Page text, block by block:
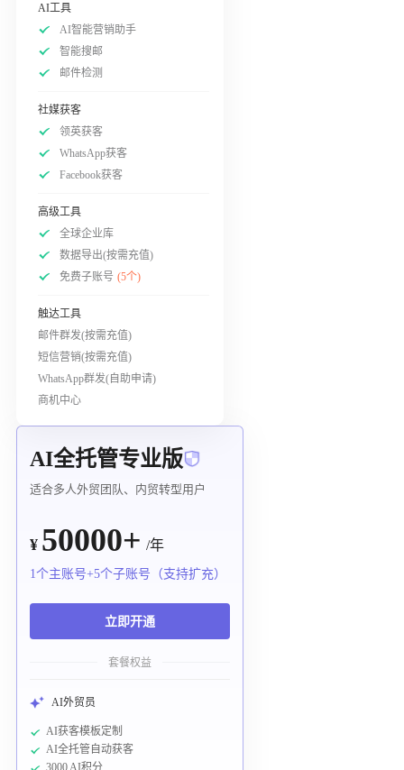
AI工具
AI智能营销助手
智能搜邮
邮件检测
社媒获客
领英获客
WhatsApp获客
Facebook获客
高级工具
全球企业库
数据导出(按需充值)
免费子账号 (5个)
触达工具
邮件群发(按需充值)
短信营销(按需充值)
WhatsApp群发(自助申请)
商机中心
AI全托管专业版
适合多人外贸团队、内贸转型用户
¥ 50000+ /年
1个主账号+5个子账号（支持扩充）
立即开通
套餐权益
AI外贸员
AI获客模板定制
AI全托管自动获客
3000 AI积分